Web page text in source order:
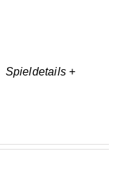
Spieldetails +